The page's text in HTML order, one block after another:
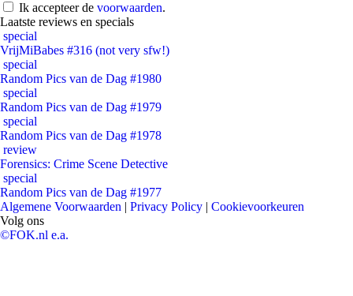
Ik accepteer de voorwaarden.
Laatste reviews en specials
special
VrijMiBabes #316 (not very sfw!)
special
Random Pics van de Dag #1980
special
Random Pics van de Dag #1979
special
Random Pics van de Dag #1978
review
Forensics: Crime Scene Detective
special
Random Pics van de Dag #1977
Algemene Voorwaarden | Privacy Policy | Cookievoorkeuren
Volg ons
©FOK.nl e.a.